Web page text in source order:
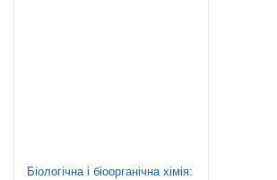
Біологічна і біоорганічна хімія: